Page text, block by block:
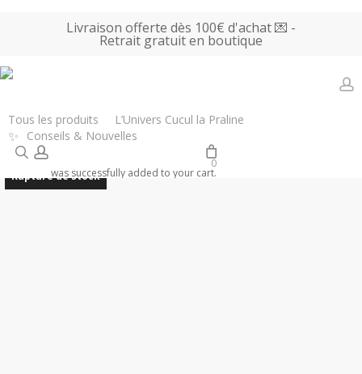
content
Livraison offerte dès 100€ d'achat 💌 -
Retrait gratuit en boutique
Tous les produits L’Univers Cucul la Praline
✨ Conseils & Nouvelles
searchaccount
0
was successfully added to your cart.
Accueil Tous les produits Bijoux, Accessoires & Parfums
Suzette – Chaussettes Moumoute Coeur
Rupture de stock